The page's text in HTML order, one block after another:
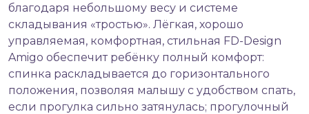
благодаря небольшому весу и системе
складывания «тростью». Лёгкая, хорошо
управляемая, комфортная, стильная FD-Design
Amigo обеспечит ребёнку полный комфорт:
спинка раскладывается до горизонтального
положения, позволяя малышу с удобством спать,
если прогулка сильно затянулась; прогулочный